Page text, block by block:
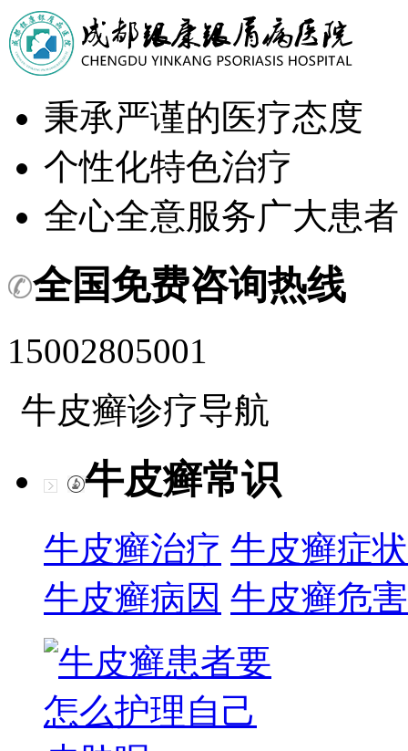
秉承严谨的医疗态度
个性化特色治疗
全心全意服务广大患者
全国免费咨询热线
15002805001
牛皮癣诊疗导航
牛皮癣常识
牛皮癣治疗 牛皮癣症状
牛皮癣病因 牛皮癣危害